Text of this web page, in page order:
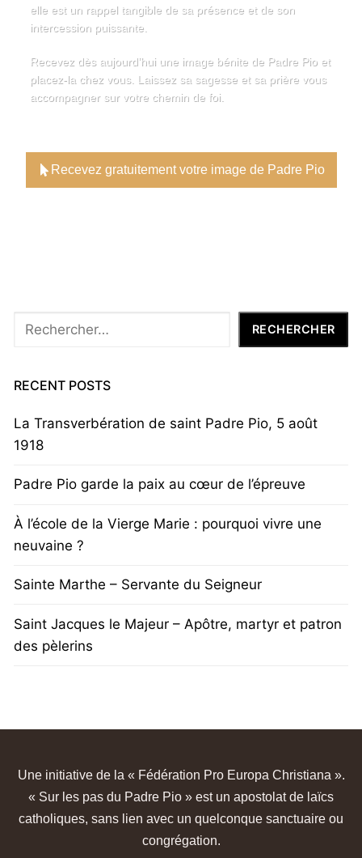
elle est un rappel tangible de sa présence et de son
intercession puissante.
Recevez dès aujourd’hui une image bénite de Padre Pio et
placez-la chez vous. Laissez sa sagesse et sa prière vous
accompagner sur votre chemin de foi.
Recevez gratuitement votre image de Padre Pio
Rechercher RECHERCHER
RECENT POSTS
La Transverbération de saint Padre Pio, 5 août
1918
Padre Pio garde la paix au cœur de l’épreuve
À l’école de la Vierge Marie : pourquoi vivre une
neuvaine ?
Sainte Marthe – Servante du Seigneur
Saint Jacques le Majeur – Apôtre, martyr et patron
des pèlerins
Une initiative de la « Fédération Pro Europa Christiana ».
« Sur les pas du Padre Pio » est un apostolat de laïcs
catholiques, sans lien avec un quelconque sanctuaire ou
congrégation.